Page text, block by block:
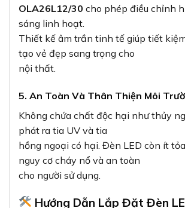
OLA26L12/30 cho phép điều chỉnh
sáng linh hoạt.
Thiết kế âm trần tinh tế giúp tiết
tạo vẻ đẹp sang trọng cho
nội thất.
5. An Toàn Và Thân Thiện Môi
Không chứa chất độc hại như thủy
phát ra tia UV và tia
hồng ngoại có hại. Đèn LED còn ít
nguy cơ cháy nổ và an toàn
cho người sử dụng.
Hướng Dẫn Lắp Đặt Đèn